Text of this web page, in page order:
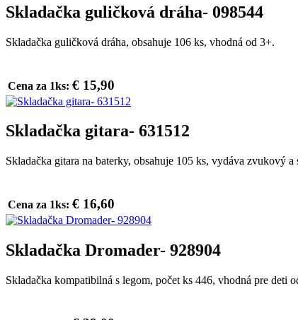
Skladačka guličková dráha- 098544
Skladačka guličková dráha, obsahuje 106 ks, vhodná od 3+.
Cena za 1ks: € 15,90
Skladačka gitara- 631512
Skladačka gitara na baterky, obsahuje 105 ks, vydáva zvukový
Cena za 1ks: € 16,60
Skladačka Dromader- 928904
Skladačka kompatibilná s legom, počet ks 446, vhodná pre deti